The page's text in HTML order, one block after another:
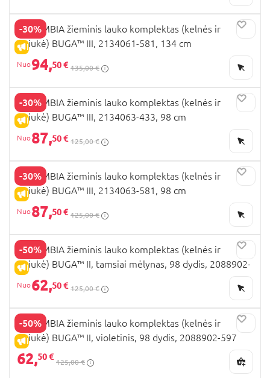
-30%
IŠPARDAVIMAS
COLUMBIA žieminis lauko komplektas (kelnės ir
striukė) BUGA™ III, 2134061-581, 134 cm
94,50 € 135,00 €
-30%
IŠPARDAVIMAS
COLUMBIA žieminis lauko komplektas (kelnės ir
striukė) BUGA™ III, 2134063-433, 98 cm
87,50 € 125,00 €
-30%
IŠPARDAVIMAS
COLUMBIA žieminis lauko komplektas (kelnės ir
striukė) BUGA™ III, 2134063-581, 98 cm
87,50 € 125,00 €
-50%
IŠPARDAVIMAS
COLUMBIA žieminis lauko komplektas (kelnės ir
striukė) BUGA™ II, tamsiai mėlynas, 98 dydis, 2088902-
433 62,50 € 125,00 €
-50%
IŠPARDAVIMAS
COLUMBIA žieminis lauko komplektas (kelnės ir
striukė) BUGA™ II, violetinis, 98 dydis, 2088902-597
62,50 €
125,00 €